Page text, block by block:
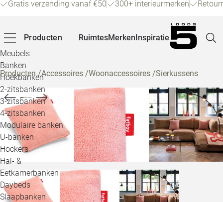
Gratis verzending vanaf €50 300+ interieurmerken
Producten
Meubels
Banken
Hoekbanken
2-zitsbanken
3-zitsbanken
4-zitsbanken
Modulaire banken
U-banken
Hockers
Hal- &
Eetkamerbanken
Daybeds
Slaapbanken
RuimtesMerkenInspiratie
Producten/Accessoires /Woonaccessoires /Sierkussens